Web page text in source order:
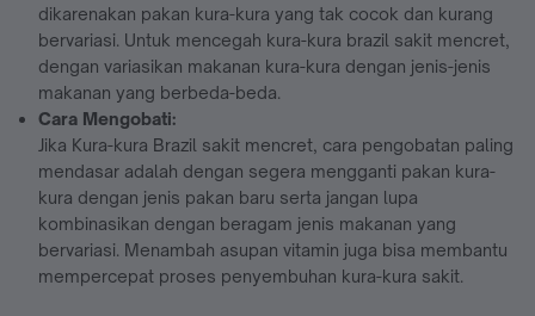
dikarenakan pakan kura-kura yang tak cocok dan kurang
bervariasi. Untuk mencegah kura-kura brazil sakit mencret,
dengan variasikan makanan kura-kura dengan jenis-jenis
makanan yang berbeda-beda.
Cara Mengobati:
Jika Kura-kura Brazil sakit mencret, cara pengobatan paling
mendasar adalah dengan segera mengganti pakan kura-
kura dengan jenis pakan baru serta jangan lupa
kombinasikan dengan beragam jenis makanan yang
bervariasi. Menambah asupan vitamin juga bisa membantu
mempercepat proses penyembuhan kura-kura sakit.